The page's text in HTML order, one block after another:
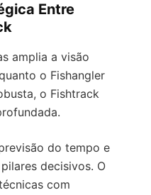
Entre
amplia a visão
o Fishangler
o Fishtrack
do tempo e
decisivos. O
com